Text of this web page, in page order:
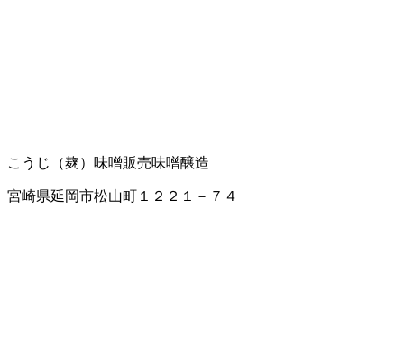
こうじ（麹） 味噌販売味噌醸造
宮崎県延岡市松山町１２２１－７４